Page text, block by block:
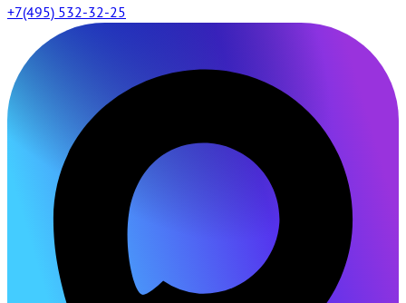
+7(495) 532-32-25